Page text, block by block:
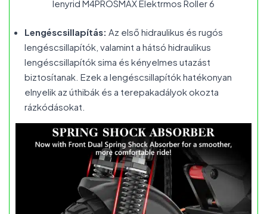
Ienyrid M4PROSMAX Elektrmos Roller 6
Lengéscsillapítás: Az első hidraulikus és rugós
lengéscsillapítók, valamint a hátsó hidraulikus
lengéscsillapítók sima és kényelmes utazást
biztosítanak. Ezek a lengéscsillapítók hatékonyan
elnyelik az úthibák és a terepakadályok okozta
rázkódásokat.